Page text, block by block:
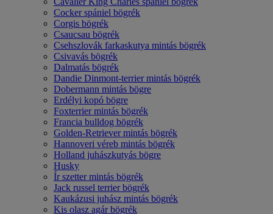
Cocker spániel bögrék
Corgis bögrék
Csaucsau bögrék
Csehszlovák farkaskutya mintás bögrék
Csivavás bögrék
Dalmatás bögrék
Dandie Dinmont-terrier mintás bögrék
Dobermann mintás bögre
Erdélyi kopó bögre
Foxterrier mintás bögrék
Francia bulldog bögrék
Golden-Retriever mintás bögrék
Hannoveri véreb mintás bögrék
Holland juhászkutyás bögre
Husky
Ír szetter mintás bögrék
Jack russel terrier bögrék
Kaukázusi juhász mintás bögrék
Kis olasz agár bögrék